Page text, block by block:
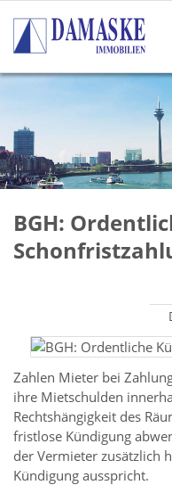
BGH:
Zahlen Mieter bei
ihre Mietschulden
Rechtshängigkeit des
fristlose Kündigung
der Vermieter zusätzlich
Kündigung ausspricht.